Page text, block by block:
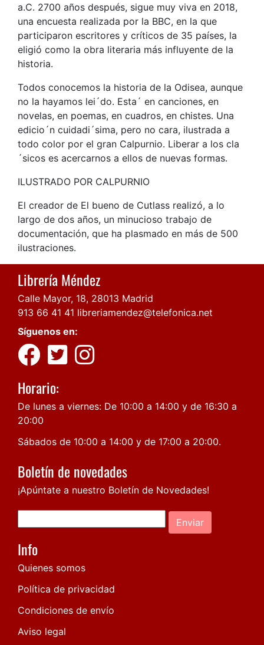
a.C. 2700 años después, sigue muy viva en 2018,
una encuesta realizada por la BBC, en la que
participaron escritores y críticos de 35 países, la
eligió como la obra literaria más influyente de la
historia.
Todos conocemos la historia de la Odisea, aunque
no la hayamos lei´do. Esta´ en canciones, en
novelas, en poemas, en cuadros, en chistes. Una
edicio´n cuidadi´sima, pero no cara, ilustrada a
todo color por el gran Calpurnio. Liberar a los cla
´sicos es acercarnos a ellos de nuevas formas.
ILUSTRADO POR CALPURNIO
El creador de El bueno de Cutlass realizó, a lo
largo de dos años, un minucioso trabajo de
documentación, que ha plasmado en más de 500
ilustraciones.
Librería Méndez
Calle Mayor, 18, 28013 Madrid
913 66 41 41 libreriamendez@telefonica.net
Síguenos en:
Horario:
De lunes a viernes: De 10:00 a 14:00 y de 16:30 a
20:00
Sábados de 10:00 a 14:00 y de 17:00 a 20:00.
Boletín de novedades
¡Apúntate a nuestro Boletín de Novedades!
Enviar
Info
Quienes somos
Política de privacidad
Condiciones de envío
Aviso legal